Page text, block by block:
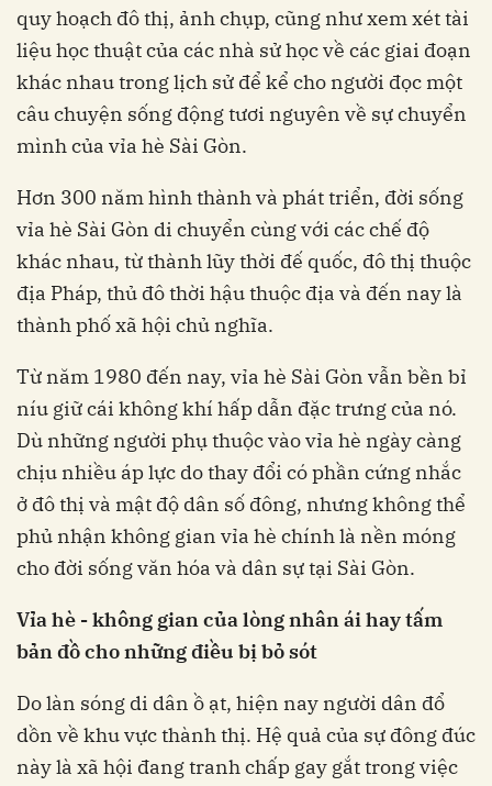
quy hoạch đô thị, ảnh chụp, cũng như xem xét tài
liệu học thuật của các nhà sử học về các giai đoạn
khác nhau trong lịch sử để kể cho người đọc một
câu chuyện sống động tươi nguyên về sự chuyển
mình của vỉa hè Sài Gòn.
Hơn 300 năm hình thành và phát triển, đời sống
vỉa hè Sài Gòn di chuyển cùng với các chế độ
khác nhau, từ thành lũy thời đế quốc, đô thị thuộc
địa Pháp, thủ đô thời hậu thuộc địa và đến nay là
thành phố xã hội chủ nghĩa.
Từ năm 1980 đến nay, vỉa hè Sài Gòn vẫn bền bỉ
níu giữ cái không khí hấp dẫn đặc trưng của nó.
Dù những người phụ thuộc vào vỉa hè ngày càng
chịu nhiều áp lực do thay đổi có phần cứng nhắc
ở đô thị và mật độ dân số đông, nhưng không thể
phủ nhận không gian vỉa hè chính là nền móng
cho đời sống văn hóa và dân sự tại Sài Gòn.
Vỉa hè - không gian của lòng nhân ái hay tấm
bản đồ cho những điều bị bỏ sót
Do làn sóng di dân ồ ạt, hiện nay người dân đổ
dồn về khu vực thành thị. Hệ quả của sự đông đúc
này là xã hội đang tranh chấp gay gắt trong việc